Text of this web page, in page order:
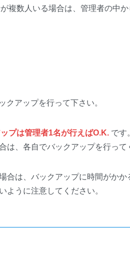
複数人いる場合は、管理者の中
クアップを行って下さい。
プは管理者1名が行えばO.K. です
は、各自でバックアップを行って
合は、バックアップに時間がかか
ように注意してください。